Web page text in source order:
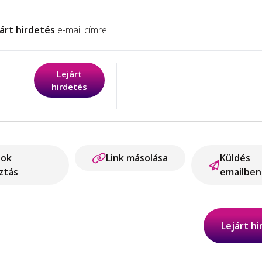
hirdetés e-mail címre.
Lejárt
hirdetés
Link másolása
Küldés
emailben
Lejárt